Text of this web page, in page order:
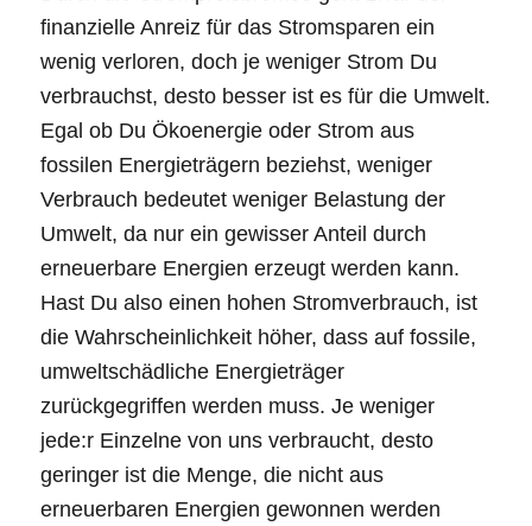
finanzielle Anreiz für das Stromsparen ein
wenig verloren, doch je weniger Strom Du
verbrauchst, desto besser ist es für die Umwelt.
Egal ob Du Ökoenergie oder Strom aus
fossilen Energieträgern beziehst, weniger
Verbrauch bedeutet weniger Belastung der
Umwelt, da nur ein gewisser Anteil durch
erneuerbare Energien erzeugt werden kann.
Hast Du also einen hohen Stromverbrauch, ist
die Wahrscheinlichkeit höher, dass auf fossile,
umweltschädliche Energieträger
zurückgegriffen werden muss. Je weniger
jede:r Einzelne von uns verbraucht, desto
geringer ist die Menge, die nicht aus
erneuerbaren Energien gewonnen werden